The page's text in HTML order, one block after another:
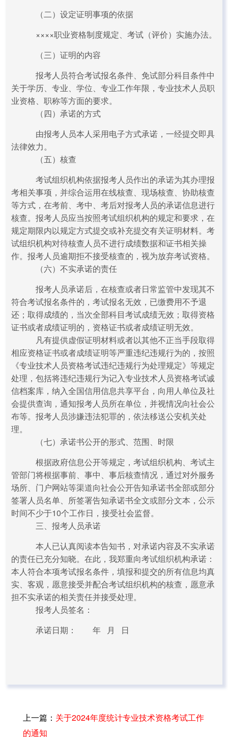
（二）设定证明事项的依据
××××职业资格制度规定、考试（评价）实施办法。
（三）证明的内容
报考人员符合考试报名条件、免试部分科目条件中
关于学历、专业、学位、专业工作年限，专业技术人员职
业资格、职称等方面的要求。
（四）承诺的方式
由报考人员本人采用电子方式承诺，一经提交即具
法律效力。
（五）核查
考试组织机构依据报考人员作出的承诺为其办理报
考相关事项，并综合运用在线核查、现场核查、协助核查
等方式，在考前、考中、考后对报考人员的承诺信息进行
核查。报考人员应当按照考试组织机构的规定和要求，在
规定期限内以规定方式提交或补充提交有关证明材料。考
试组织机构对待核查人员不进行成绩数据和证书相关操
作。报考人员逾期拒不接受核查的，视为放弃考试资格。
（六）不实承诺的责任
报考人员承诺后，在核查或者日常监管中发现其不
符合考试报名条件的，考试报名无效，已缴费用不予退
还；取得成绩的，当次全部科目考试成绩无效；取得资格
证书或者成绩证明的，资格证书或者成绩证明无效。
凡有提供虚假证明材料或者以其他不正当手段取得
相应资格证书或者成绩证明等严重违纪违规行为的，按照
《专业技术人员资格考试违纪违规行为处理规定》等规定
处理，包括将违纪违规行为记入专业技术人员资格考试诚
信档案库，纳入全国信用信息共享平台，向用人单位及社
会提供查询，通知报考人员所在单位，并视情况向社会公
布等。报考人员涉嫌违法犯罪的，依法移送公安机关处
理。
（七）承诺书公开的形式、范围、时限
根据政府信息公开等规定，考试组织机构、考试主
管部门将根据事前、事中、事后核查情况，通过对外服务
场所、门户网站等渠道向社会公开告知承诺书全部或部分
签署人员名单、所签署告知承诺书全文或部分文本，公示
时间不少于10个工作日，接受社会监督。
三、报考人员承诺
本人已认真阅读本告知书，对承诺内容及不实承诺
的责任已充分知晓。在此，我郑重向考试组织机构承诺：
本人符合本项考试报名条件，填报和提交的所有信息均真
实、客观，愿意接受并配合考试组织机构的核查，愿意承
担不实承诺的相关责任并接受处理。
报考人员签名：
承诺日期： 年 月 日
上一篇： 关于2024年度统计专业技术资格考试工作
的通知